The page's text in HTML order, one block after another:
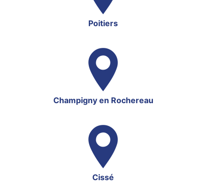
Poitiers
Champigny en Rochereau
Cissé